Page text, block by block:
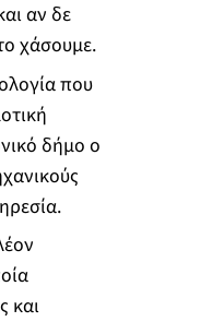
αν δε
χάσουμε.
που
δήμο ο
και